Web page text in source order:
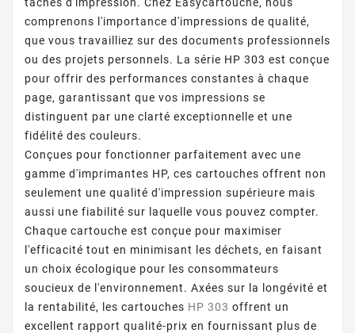
comprenons l'importance d'impressions de qualité,
que vous travailliez sur des documents professionnels
ou des projets personnels. La série HP 303 est conçue
pour offrir des performances constantes à chaque
page, garantissant que vos impressions se
distinguent par une clarté exceptionnelle et une
fidélité des couleurs.
Conçues pour fonctionner parfaitement avec une
gamme d'imprimantes HP, ces cartouches offrent non
seulement une qualité d'impression supérieure mais
aussi une fiabilité sur laquelle vous pouvez compter.
Chaque cartouche est conçue pour maximiser
l'efficacité tout en minimisant les déchets, en faisant
un choix écologique pour les consommateurs
soucieux de l'environnement. Axées sur la longévité et
la rentabilité, les cartouches HP 303 offrent un
excellent rapport qualité-prix en fournissant plus de